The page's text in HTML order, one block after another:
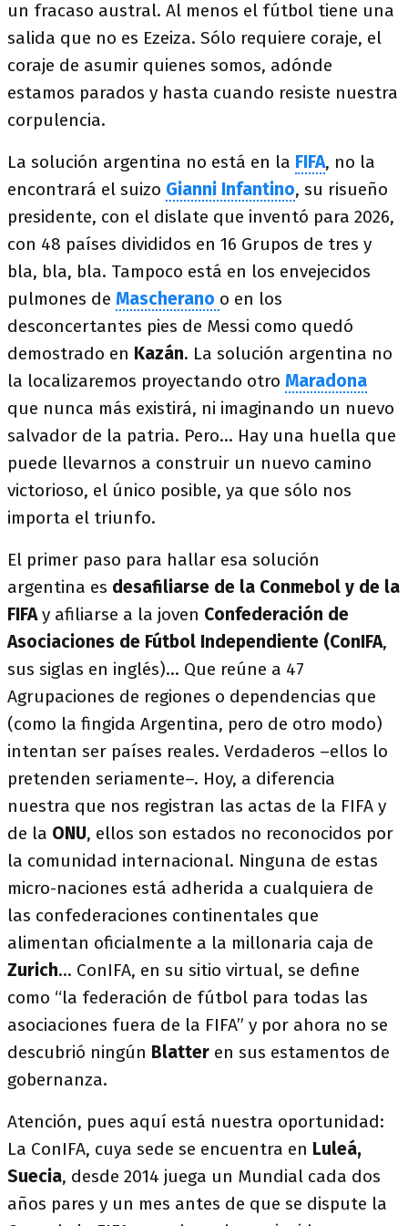
un fracaso austral. Al menos el fútbol tiene una
salida que no es Ezeiza. Sólo requiere coraje, el
coraje de asumir quienes somos, adónde
estamos parados y hasta cuando resiste nuestra
corpulencia.
La solución argentina no está en la FIFA, no la
encontrará el suizo Gianni Infantino, su risueño
presidente, con el dislate que inventó para 2026,
con 48 países divididos en 16 Grupos de tres y
bla, bla, bla. Tampoco está en los envejecidos
pulmones de Mascherano o en los
desconcertantes pies de Messi como quedó
demostrado en Kazán. La solución argentina no
la localizaremos proyectando otro Maradona
que nunca más existirá, ni imaginando un nuevo
salvador de la patria. Pero… Hay una huella que
puede llevarnos a construir un nuevo camino
victorioso, el único posible, ya que sólo nos
importa el triunfo.
El primer paso para hallar esa solución
argentina es desafiliarse de la Conmebol y de la
FIFAy afiliarse a la joven Confederación de
Asociaciones de Fútbol Independiente (ConIFA,
sus siglas en inglés)… Que reúne a 47
Agrupaciones de regiones o dependencias que
(como la fingida Argentina, pero de otro modo)
intentan ser países reales. Verdaderos –ellos lo
pretenden seriamente–. Hoy, a diferencia
nuestra que nos registran las actas de la FIFA y
de la ONU, ellos son estados no reconocidos por
la comunidad internacional. Ninguna de estas
micro-naciones está adherida a cualquiera de
las confederaciones continentales que
alimentan oficialmente a la millonaria caja de
Zurich… ConIFA, en su sitio virtual, se define
como “la federación de fútbol para todas las
asociaciones fuera de la FIFA” y por ahora no se
descubrió ningún Blatter en sus estamentos de
gobernanza.
Atención, pues aquí está nuestra oportunidad:
La ConIFA, cuya sede se encuentra en Luleá,
Suecia, desde 2014 juega un Mundial cada dos
años pares y un mes antes de que se dispute la